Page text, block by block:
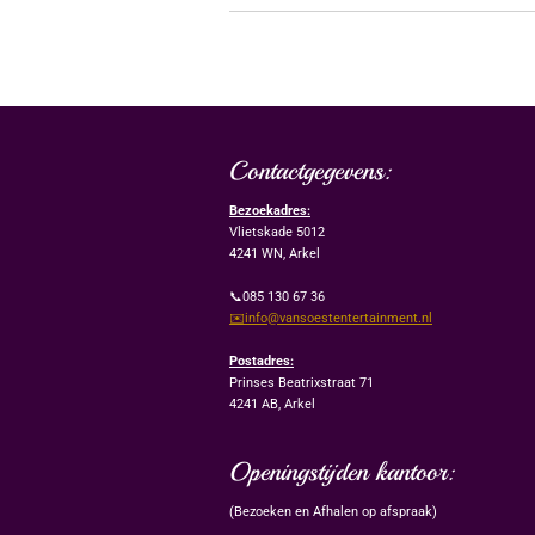
Contactgegevens:
Bezoekadres:
Vlietskade 5012
4241 WN, Arkel
📞085 130 67 36
✉️info@vansoestentertainment.nl
Postadres:
Prinses Beatrixstraat 71
4241 AB, Arkel
Openingstijden kantoor:
(Bezoeken en Afhalen op afspraak)